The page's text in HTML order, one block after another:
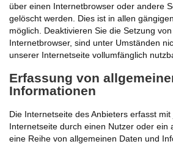
über einen Internetbrowser oder andere
gelöscht werden. Dies ist in allen
möglich. Deaktivieren Sie die Setzung
Internetbrowser, sind unter Umständen
unserer Internetseite vollumfänglich
Erfassung von
Informationen
Die Internetseite des Anbieters erfasst
Internetseite durch einen Nutzer oder ein
eine Reihe von allgemeinen Daten und